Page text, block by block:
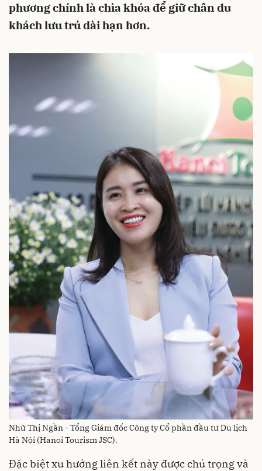
phương chính là chìa khóa để giữ chân du
khách lưu trú dài hạn hơn.
Nhữ Thị Ngần - Tổng Giám đốc Công ty Cổ phần đầu tư Du lịch
Hà Nội (Hanoi Tourism JSC).
Đặc biệt xu hướng liên kết này được chú trọng và